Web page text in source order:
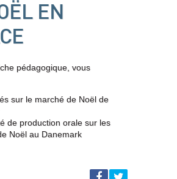
EN
pédagogique, vous
sur le marché de Noël de
de production orale sur les
Noël au Danemark